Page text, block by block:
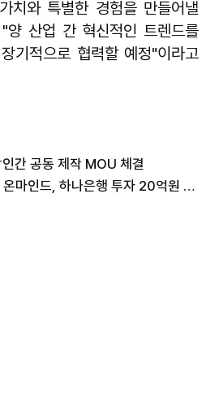
치와 특별한 경험을 만들어낼
양 산업 간 혁신적인 트렌드를
기적으로 협력할 예정"이라고
간 공동 제작 MOU 체결
가상인간 '나수아' 만든 온마인드, 하나은행 투자 20억원 유치